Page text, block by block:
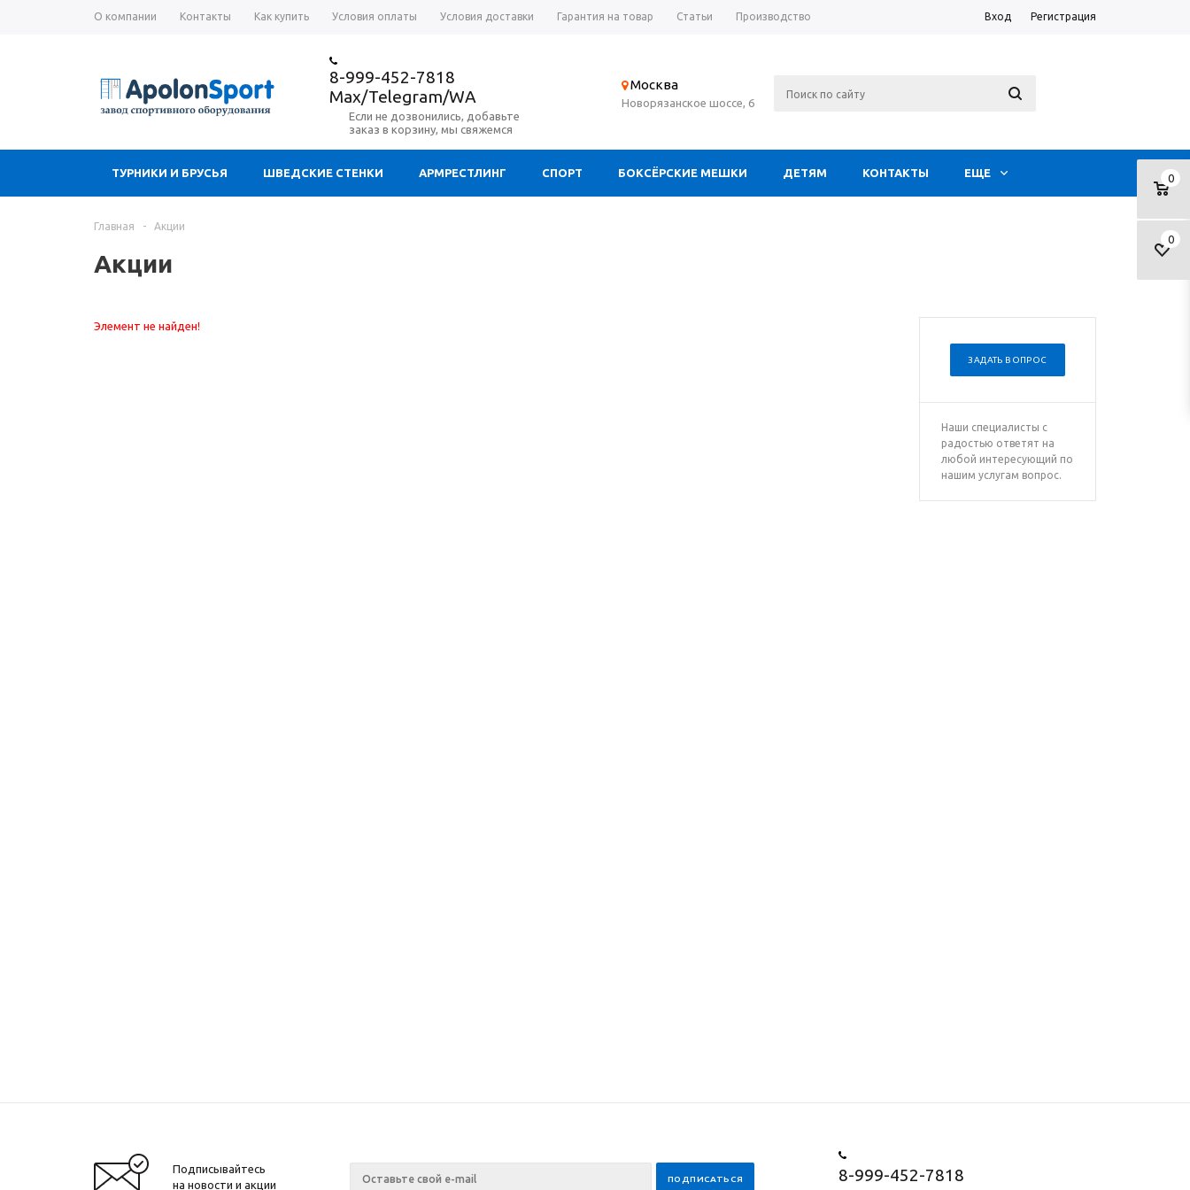
О компании Контакты Как купить Условия оплаты Условия доставки Гарантия на товар Статьи Производство Вход Регистрация
8-999-452-7818
Max/Telegram/WA
Если не дозвонились, добавьте
заказ в корзину, мы свяжемся
Москва
Новорязанское шоссе, 6
0
0
ТУРНИКИ И БРУСЬЯ ШВЕДСКИЕ СТЕНКИ АРМРЕСТЛИНГ СПОРТ БОКСЁРСКИЕ МЕШКИ ДЕТЯМ КОНТАКТЫ ЕЩЕ
Главная - Акции
Акции
ЗАДАТЬ ВОПРОС
Наши специалисты с
радостью ответят на
любой интересующий по
нашим услугам вопрос.
Элемент не найден!
Подписывайтесь
на новости и акции
8-999-452-7818